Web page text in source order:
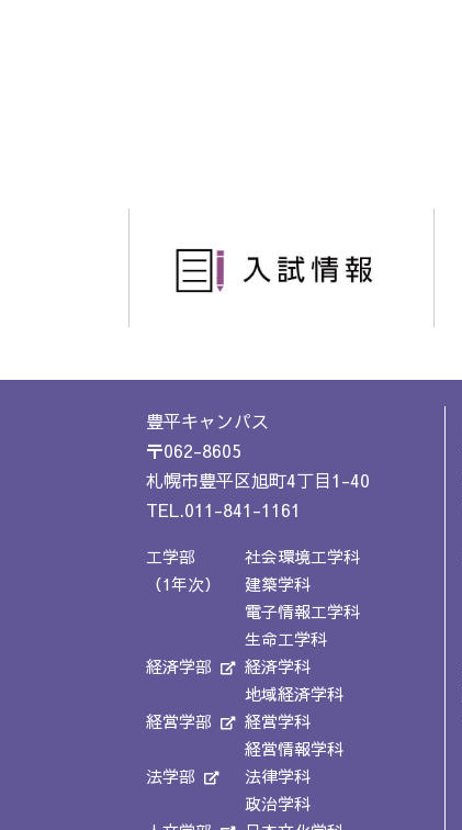
豊平キャンパス
〒062-8605
札幌市豊平区旭町4丁目1-40
TEL.011-841-1161
工学部
（1年次）
社会環境工学科
建築学科
電子情報工学科
生命工学科
経済学部
経済学科
地域経済学科
経営学部
経営学科
経営情報学科
法学部
法律学科
政治学科